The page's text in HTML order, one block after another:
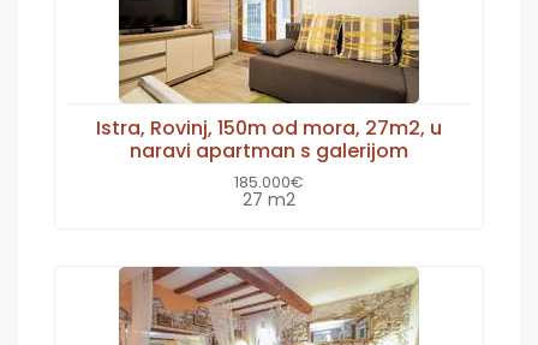
Istra, Rovinj, 150m od mora, 27m2, u
naravi apartman s galerijom
185.000€
27 m2